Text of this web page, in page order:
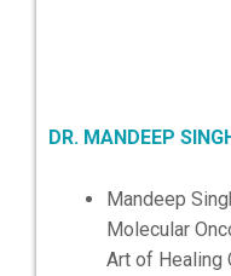
DR. MANDEEP
Mandeep
Molecular
Art of Healing